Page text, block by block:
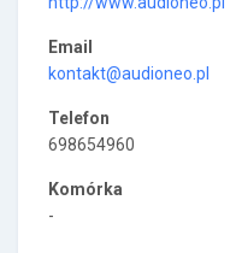
Email
kontakt@audioneo.pl
Telefon
698654960
Komórka
-